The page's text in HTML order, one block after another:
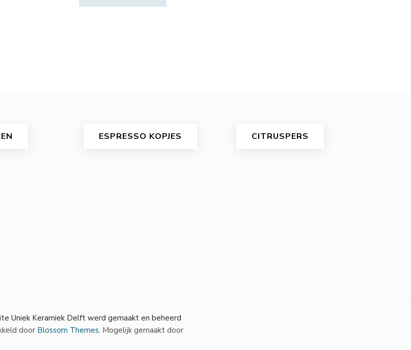
ESPRESSO KOPJES CITRUSPERS
Uniek Keramiek Delft werd gemaakt en beheerd
door Blossom Themes. Mogelijk gemaakt door